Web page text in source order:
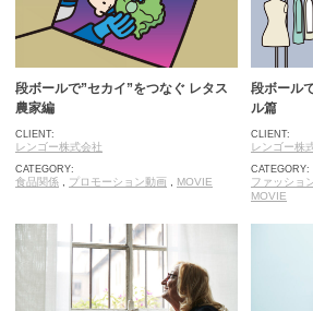
段ボールで”セカイ”をつなぐ レタス
農家編
CLIENT:
レンゴー株式会社
CATEGORY:
食品関係 プロモーション動画 MOVIE
段ボール
ル篇
CLIENT:
レンゴー株
CATEGORY:
ファッショ
MOVIE